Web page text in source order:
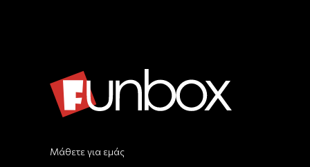
Μάθετε για εμάς